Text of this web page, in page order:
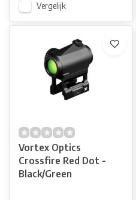
Vergelijk
Vortex Optics
Crossfire Red Dot -
Black/Green